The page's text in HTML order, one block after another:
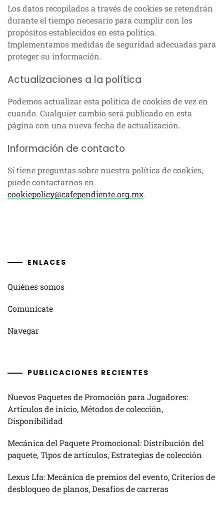
Los datos recopilados a través de cookies se retendrán
durante el tiempo necesario para cumplir con los
propósitos establecidos en esta política.
Implementamos medidas de seguridad adecuadas para
proteger su información.
Actualizaciones a la política
Podemos actualizar esta política de cookies de vez en
cuando. Cualquier cambio será publicado en esta
página con una nueva fecha de actualización.
Información de contacto
Si tiene preguntas sobre nuestra política de cookies,
puede contactarnos en
cookiepolicy@cafependiente.org.mx.
ENLACES
Quiénes somos
Comunícate
Navegar
PUBLICACIONES RECIENTES
Nuevos Paquetes de Promoción para Jugadores:
Artículos de inicio, Métodos de colección,
Disponibilidad
Mecánica del Paquete Promocional: Distribución del
paquete, Tipos de artículos, Estrategias de colección
Lexus Lfa: Mecánica de premios del evento, Criterios de
desbloqueo de planos, Desafíos de carreras